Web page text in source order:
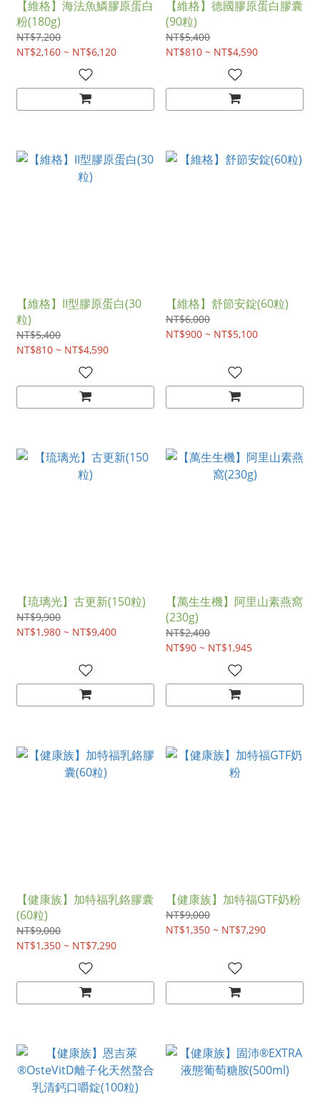
【維格】海法魚鱗膠原蛋白
粉(180g)
NT$7,200
NT$2,160 ~ NT$6,120
【維格】德國膠原蛋白膠囊
(90粒)
NT$5,400
NT$810 ~ NT$4,590
【維格】II型膠原蛋白(30
粒)
NT$5,400
NT$810 ~ NT$4,590
【維格】舒節安錠(60粒)
NT$6,000
NT$900 ~ NT$5,100
【琉璃光】古更新(150粒)
NT$9,900
NT$1,980 ~ NT$9,400
【萬生生機】阿里山素燕窩
(230g)
NT$2,400
NT$90 ~ NT$1,945
【健康族】加特福乳鉻膠囊
(60粒)
NT$9,000
NT$1,350 ~ NT$7,290
【健康族】加特福GTF奶粉
NT$9,000
NT$1,350 ~ NT$7,290